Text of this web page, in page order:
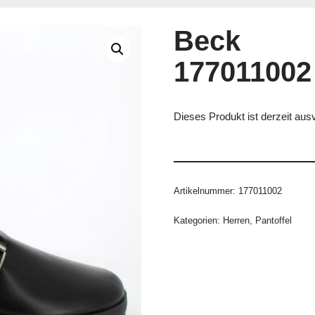
Beck
177011002
Dieses Produkt ist derzeit
Artikelnummer: 177011002
Kategorien: Herren, Pantoffel